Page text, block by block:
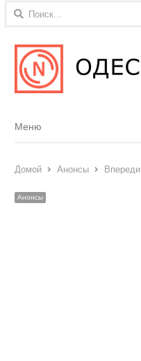
Найти:
Menu
Меню
Домой Анонсы
Анонсы